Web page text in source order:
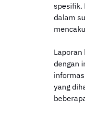
spesifik.
dalam
Laporan
dengan
yang